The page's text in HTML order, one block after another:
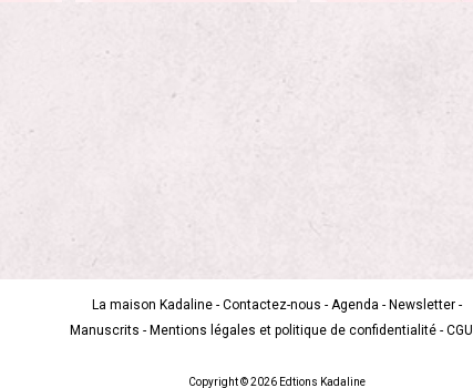
La maison Kadaline- Contactez-nous - Agenda - Newsletter -
Manuscrits - Mentions légales et politique de confidentialité -CGU
Copyright © 2026 Edtions Kadaline